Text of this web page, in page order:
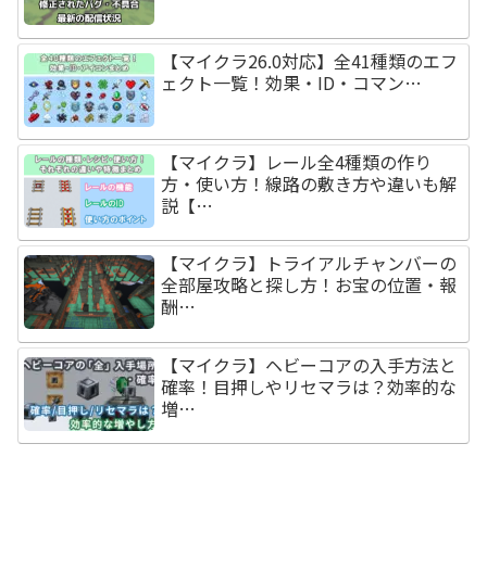
【マイクラ26.0対応】全41種類のエフ
ェクト一覧！効果・ID・コマン…
【マイクラ】レール全4種類の作り
方・使い方！線路の敷き方や違いも解
説【…
【マイクラ】トライアルチャンバーの
全部屋攻略と探し方！お宝の位置・報
酬…
【マイクラ】ヘビーコアの入手方法と
確率！目押しやリセマラは？効率的な
増…